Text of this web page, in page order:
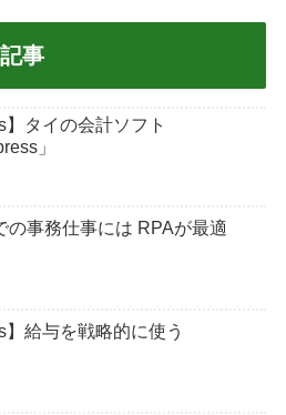
事
】タイの会計ソフト
」
の事務仕事には RPAが最適
】給与を戦略的に使う